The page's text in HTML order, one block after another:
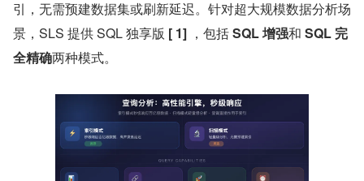
引，无需预建数据集或刷新延迟。针对超大规模数据分析场
景，SLS 提供 SQL 独享版 [ 1] ，包括 SQL 增强和 SQL 完
全精确两种模式。